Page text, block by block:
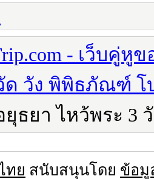
- เว็บคู่หู
ด วัง พิพิธภัณฑ์
ยุธยา ไหว้พระ 3
ทย สนับสนุนโดย ข้อมู